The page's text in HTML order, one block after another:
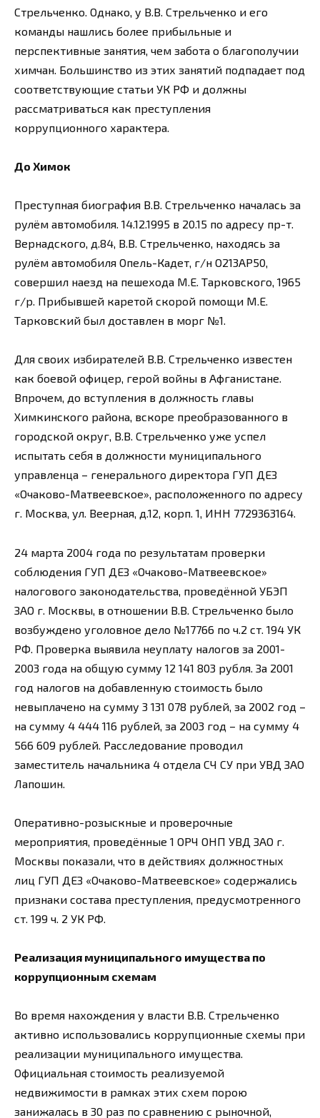
Стрельченко. Однако, у В.В. Стрельченко и его
команды нашлись более прибыльные и
перспективные занятия, чем забота о благополучии
химчан. Большинство из этих занятий подпадает под
соответствующие статьи УК РФ и должны
рассматриваться как преступления
коррупционного характера.
До Химок
Преступная биография В.В. Стрельченко началась за
рулём автомобиля. 14.12.1995 в 20.15 по адресу пр-т.
Вернадского, д.84, В.В. Стрельченко, находясь за
рулём автомобиля Опель-Кадет, г/н О213АР50,
совершил наезд на пешехода М.Е. Тарковского, 1965
г/р. Прибывшей каретой скорой помощи М.Е.
Тарковский был доставлен в морг №1.
Для своих избирателей В.В. Стрельченко известен
как боевой офицер, герой войны в Афганистане.
Впрочем, до вступления в должность главы
Химкинского района, вскоре преобразованного в
городской округ, В.В. Стрельченко уже успел
испытать себя в должности муниципального
управленца – генерального директора ГУП ДЕЗ
«Очаково-Матвеевское», расположенного по адресу
г. Москва, ул. Веерная, д.12, корп. 1, ИНН 7729363164.
24 марта 2004 года по результатам проверки
соблюдения ГУП ДЕЗ «Очаково-Матвеевское»
налогового законодательства, проведённой УБЭП
ЗАО г. Москвы, в отношении В.В. Стрельченко было
возбуждено уголовное дело №17766 по ч.2 ст. 194 УК
РФ. Проверка выявила неуплату налогов за 2001-
2003 года на общую сумму 12 141 803 рубля. За 2001
год налогов на добавленную стоимость было
невыплачено на сумму 3 131 078 рублей, за 2002 год –
на сумму 4 444 116 рублей, за 2003 год – на сумму 4
566 609 рублей. Расследование проводил
заместитель начальника 4 отдела СЧ СУ при УВД ЗАО
Лапошин.
Оперативно-розыскные и проверочные
мероприятия, проведённые 1 ОРЧ ОНП УВД ЗАО г.
Москвы показали, что в действиях должностных
лиц ГУП ДЕЗ «Очаково-Матвеевское» содержались
признаки состава преступления, предусмотренного
ст. 199 ч. 2 УК РФ.
Реализация муниципального имущества по
коррупционным схемам
Во время нахождения у власти В.В. Стрельченко
активно использовались коррупционные схемы при
реализации муниципального имущества.
Официальная стоимость реализуемой
недвижимости в рамках этих схем порою
занижалась в 30 раз по сравнению с рыночной,